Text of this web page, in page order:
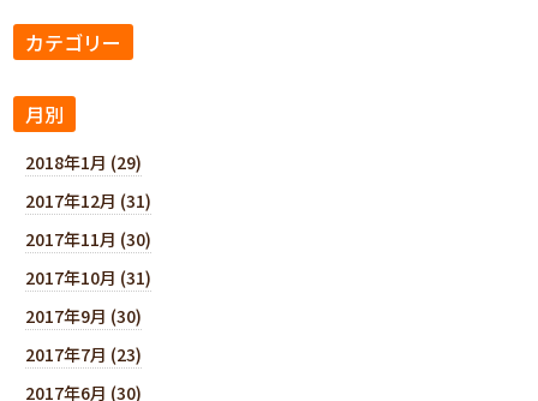
カテゴリー
月別
2018年1月 (29)
2017年12月 (31)
2017年11月 (30)
2017年10月 (31)
2017年9月 (30)
2017年7月 (23)
2017年6月 (30)